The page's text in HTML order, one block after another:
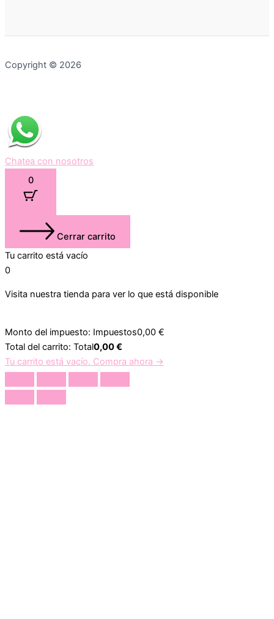
Copyright © 2026
Chatea con nosotros
0
Cerrar carrito
Tu carrito está vacío
0
Visita nuestra tienda para ver lo que está disponible
Monto del impuesto: Impuestos0,00 €
Total del carrito: Total0,00€
Tu carrito está vacío. Compra ahora →